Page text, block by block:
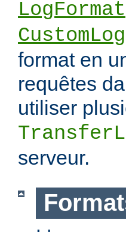
LogFormat
CustomLog
format en
requêtes
utiliser
serveur.